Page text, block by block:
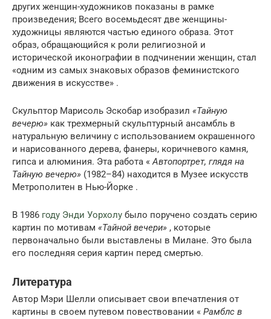
других женщин-художников показаны в рамке
произведения; Всего восемьдесят две женщины-
художницы являются частью единого образа. Этот
образ, обращающийся к роли религиозной и
исторической иконографии в подчинении женщин, стал
«одним из самых знаковых образов феминистского
движения в искусстве» .
Скульптор Марисоль Эскобар изобразил «Тайную
вечерю» как трехмерный скульптурный ансамбль в
натуральную величину с использованием окрашенного
и нарисованного дерева, фанеры, коричневого камня,
гипса и алюминия. Эта работа «Автопортрет, глядя на
Тайную вечерю» (1982–84) находится в Музее искусств
Метрополитен в Нью-Йорке .
В 1986 году Энди Уорхолу было поручено создать серию
картин по мотивам «Тайной вечери» , которые
первоначально были выставлены в Милане. Это была
его последняя серия картин перед смертью.
Литература
Автор Мэри Шелли описывает свои впечатления от
картины в своем путевом повествовании « Рамблс в